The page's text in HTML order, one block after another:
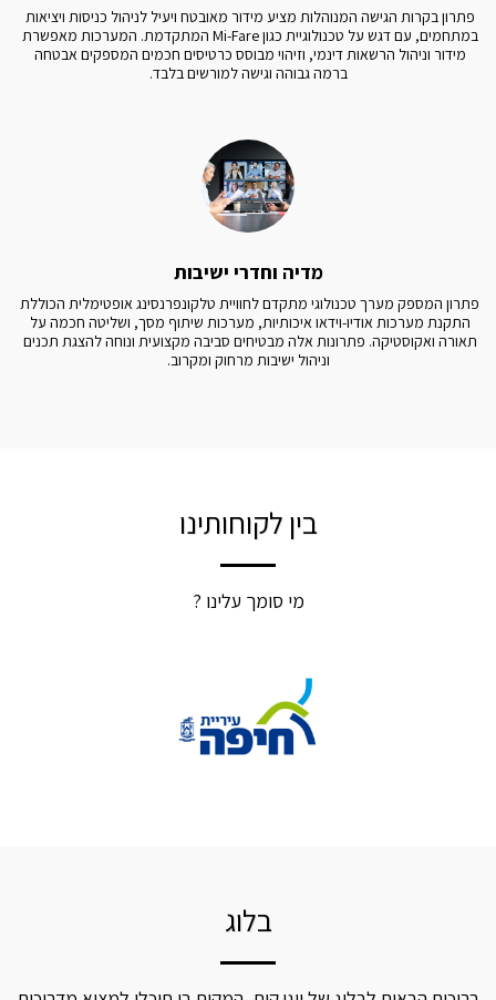
פתרון בקרות הגישה המנוהלות מציע מידור מאובטח ויעיל לניהול כניסות ויציאות
במתחמים, עם דגש על טכנולוגיית כגון Mi-Fare המתקדמת. המערכות מאפשרת
מידור וניהול הרשאות דינמי, וזיהוי מבוסס כרטיסים חכמים המספקים אבטחה
ברמה גבוהה וגישה למורשים בלבד.
מדיה וחדרי ישיבות
פתרון המספק מערך טכנולוגי מתקדם לחוויית טלקונפרנסינג אופטימלית הכוללת
התקנת מערכות אודיו-וידאו איכותיות, מערכות שיתוף מסך, ושליטה חכמה על
תאורה ואקוסטיקה. פתרונות אלה מבטיחים סביבה מקצועית ונוחה להצגת תכנים
וניהול ישיבות מרחוק ומקרוב.
בין לקוחותינו
מי סומך עלינו ?
בלוג